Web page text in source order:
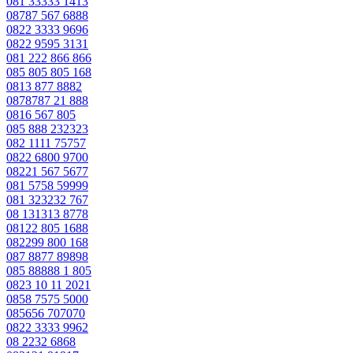
08787 567 6888
0822 3333 9696
0822 9595 3131
081 222 866 866
085 805 805 168
0813 877 8882
0878787 21 888
0816 567 805
085 888 232323
082 1111 75757
0822 6800 9700
08221 567 5677
081 5758 59999
081 323232 767
08 131313 8778
08122 805 1688
082299 800 168
087 8877 89898
085 88888 1 805
0823 10 11 2021
0858 7575 5000
085656 707070
0822 3333 9962
08 2232 6868